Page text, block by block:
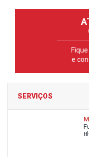
e
SERVIÇOS